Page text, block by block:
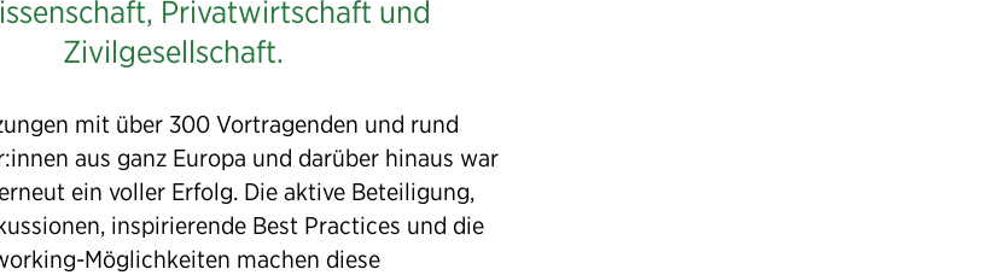
Privatwirtschaft und
Zivilgesellschaft.
mit über 300 Vortragenden und rund
aus ganz Europa und darüber hinaus war
ein voller Erfolg. Die aktive Beteiligung,
inspirierende Best Practices und die
Möglichkeiten machen diese